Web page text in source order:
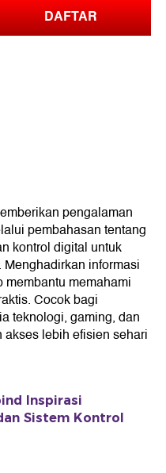
DAFTAR
pengalaman
pembahasan tentang
kontrol digital untuk
informasi
memahami
Cocok bagi
teknologi, gaming, dan
lebih efisien sehari
Inspirasi
Sistem Kontrol